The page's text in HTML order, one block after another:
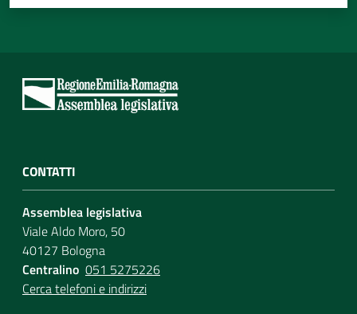
CONTATTI
Assemblea legislativa
Viale Aldo Moro, 50
40127 Bologna
Centralino 051 5275226
Cerca telefoni e indirizzi